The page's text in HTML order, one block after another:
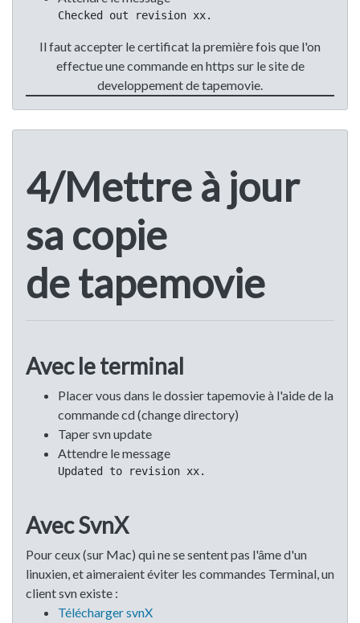
Checked out revision xx.
Il faut accepter le certificat la première fois que l'on
effectue une commande en https sur le site de
developpement de tapemovie.
4/Mettre à jour
sa copie
de tapemovie
Avec le terminal
Placer vous dans le dossier tapemovie à l'aide de la
commande cd (change directory)
Taper svn update
Attendre le message
Updated to revision xx.
Avec SvnX
Pour ceux (sur Mac) qui ne se sentent pas l'âme d'un
linuxien, et aimeraient éviter les commandes Terminal, un
client svn existe :
Télécharger svnX